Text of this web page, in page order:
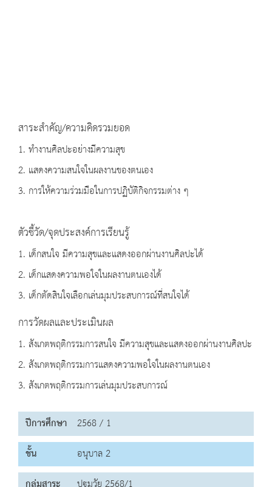
สาระสำคัญ/ความคิดรวมยอด
1. ทำงานศิลปะอย่างมีความสุข
2. แสดงความสนใจในผลงานของตนเอง
3. การให้ความร่วมมือในการปฏิบัติกิจกรรมต่าง ๆ
ตัวชี้วัด/จุดประสงค์การเรียนรู้
1. เด็กสนใจ มีความสุขและแสดงออกผ่านงานศิลปะได้
2. เด็กแสดงความพอใจในผลงานตนเองได้
3. เด็กตัดสินใจเลือกเล่นมุมประสบการณ์ที่สนใจได้
การวัดผลและประเมินผล
1. สังเกตพฤติกรรมการสนใจ มีความสุขและแสดงออกผ่านงานศิลปะ
2. สังเกตพฤติกรรมการแสดงความพอใจในผลงานตนเอง
3. สังเกตพฤติกรรมการเล่นมุมประสบการณ์
ปีการศึกษา 2568 / 1
ชั้น
อนุบาล 2